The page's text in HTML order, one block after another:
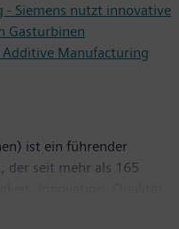
Siemens nutzt innovative
Gasturbinen
Manufacturing
ist ein führender
der seit mehr als 165